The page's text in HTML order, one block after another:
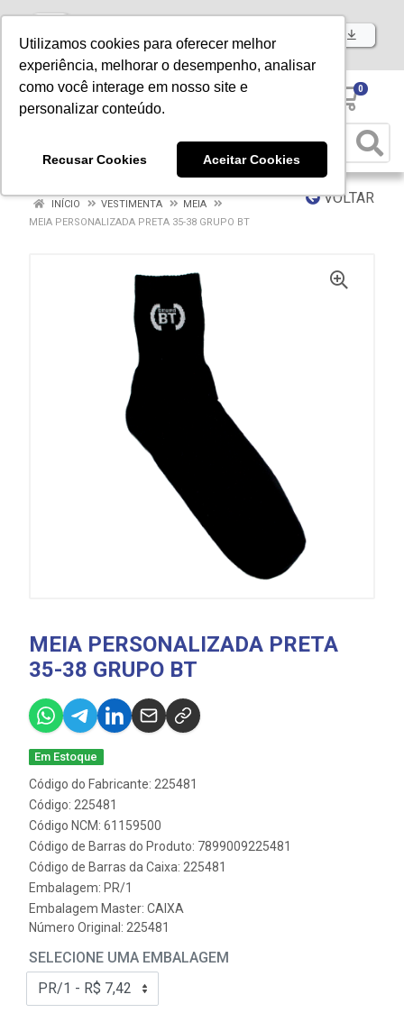
Utilizamos cookies para oferecer melhor
experiência, melhorar o desempenho, analisar
como você interage em nosso site e
personalizar conteúdo.
Recusar Cookies Aceitar Cookies
Baixe já nosso APP
0
VOLTAR
INÍCIO VESTIMENTA
MEIA
MEIA PERSONALIZADA PRETA 35-38 GRUPO BT
MEIA PERSONALIZADA PRETA
35-38 GRUPO BT
Em Estoque
Código do Fabricante: 225481
Código: 225481
Código NCM: 61159500
Código de Barras do Produto: 7899009225481
Código de Barras da Caixa: 225481
Embalagem: PR/1
Embalagem Master: CAIXA
Número Original: 225481
SELECIONE UMA EMBALAGEM